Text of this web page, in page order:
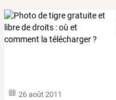
26 août 2011